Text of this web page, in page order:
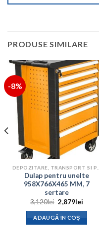
PRODUSE SIMILARE
-8%
Dulap pentru unelte
958X766X465 MM, 7
sertare
3,120lei Prețul
inițial
a
fost:
3,120lei.
2,879leiPrețul
ADAUGĂ ÎN COȘ